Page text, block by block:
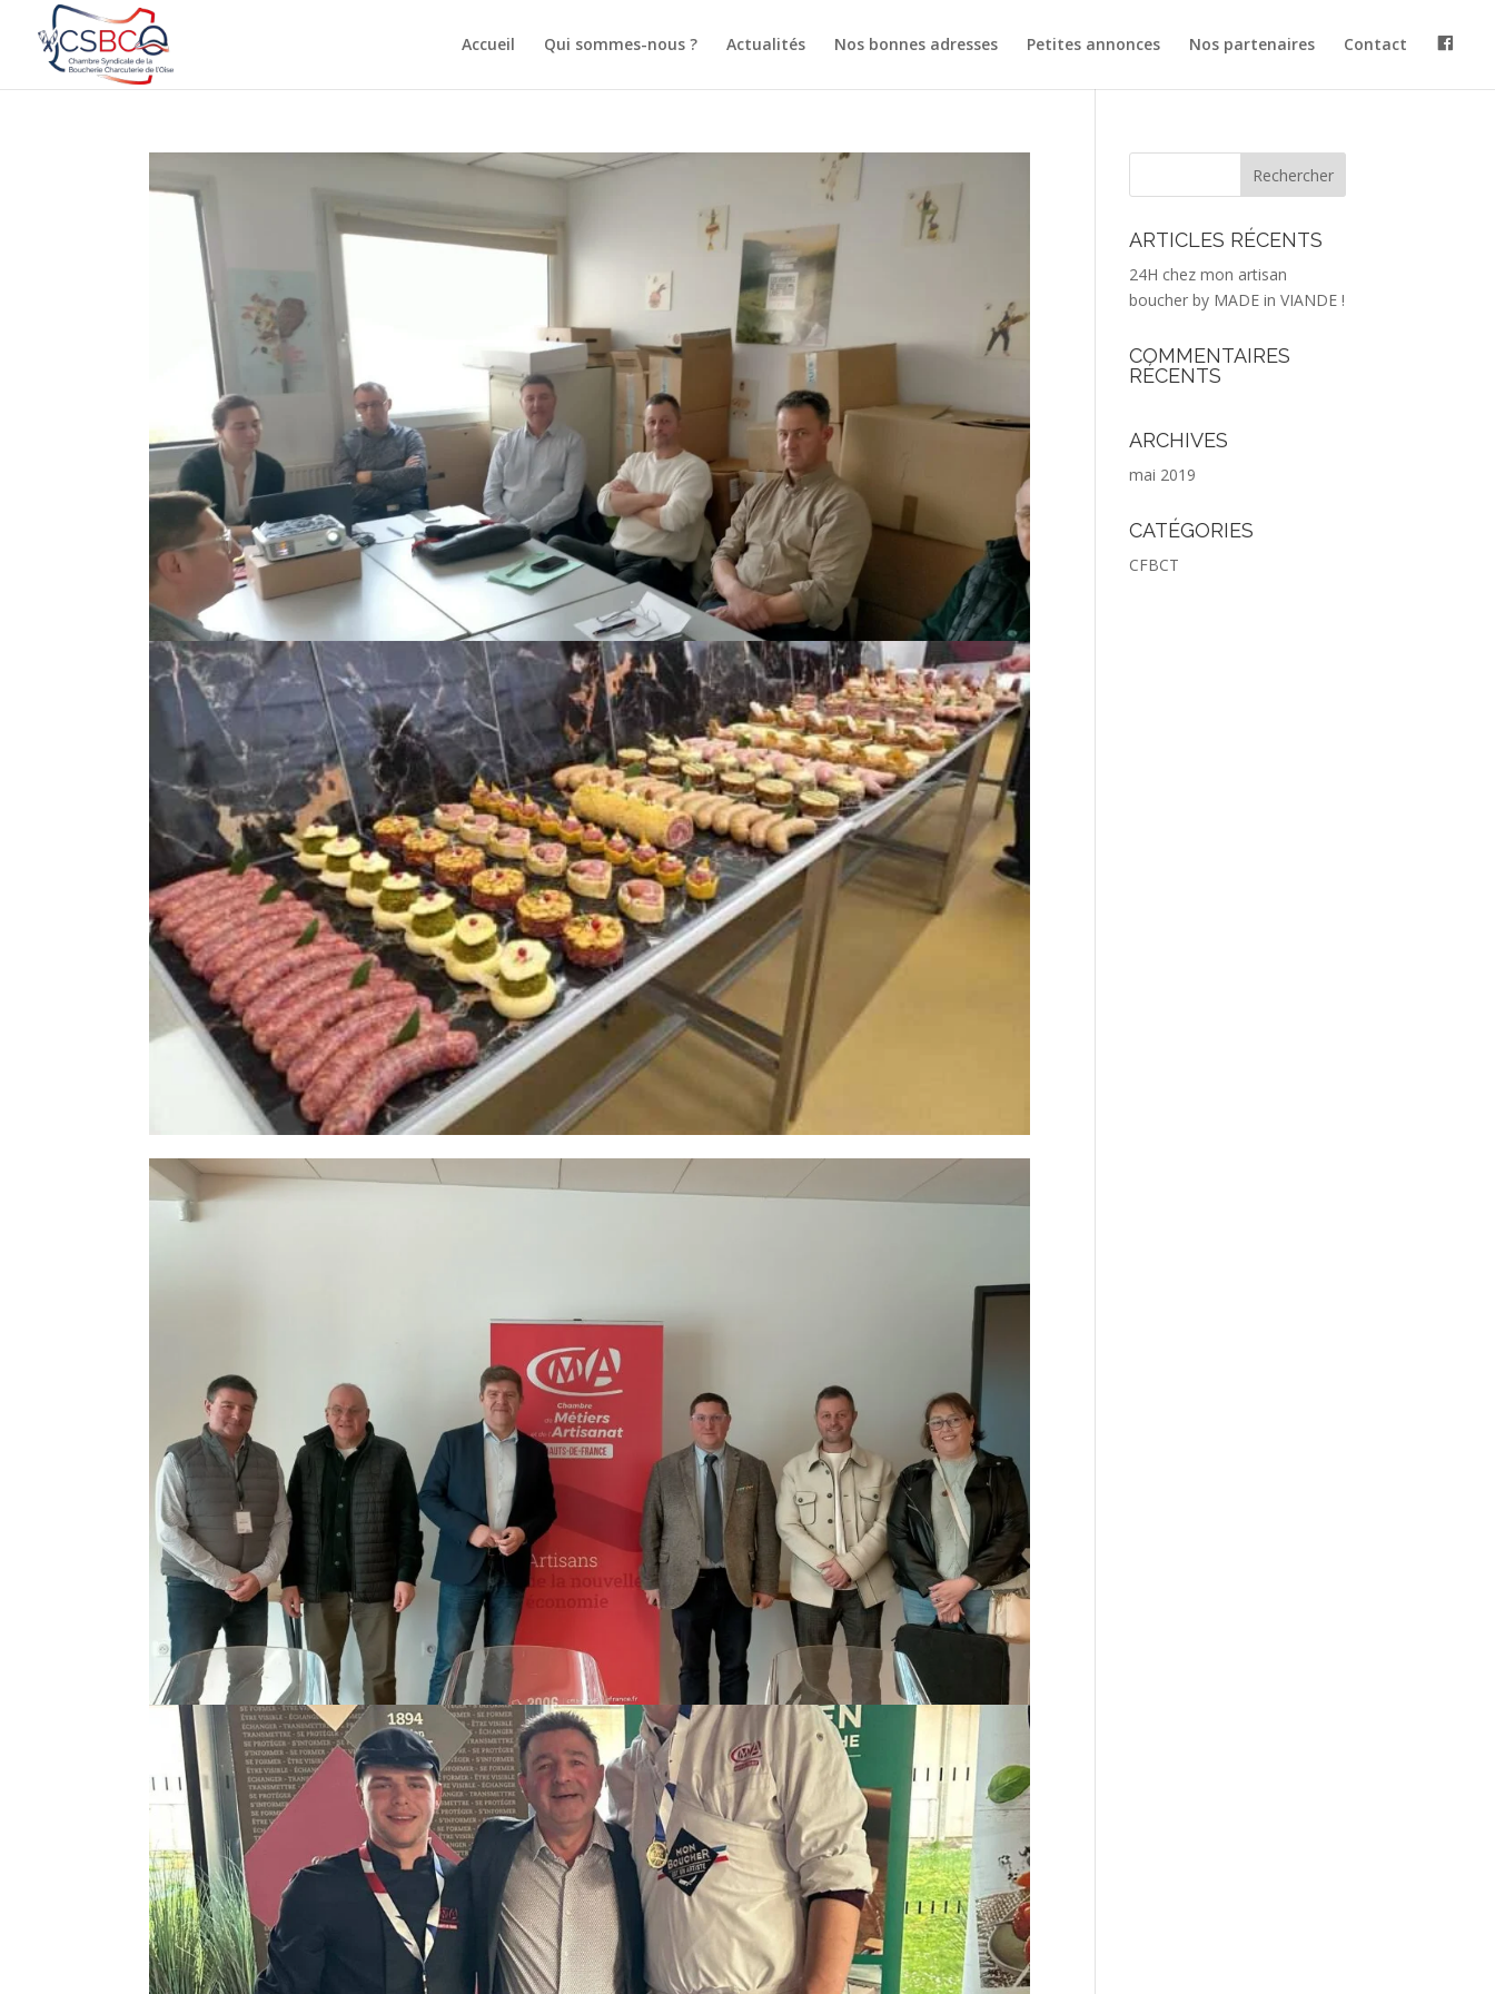
Accueil Qui sommes-nous ? Actualités Nos bonnes adresses Petites annonces Nos partenaires Contact
RÉUNION À INTERBEV LE LUNDI 23 MARS 2026
artisbouchoise Avr 1, 2026
Réunion à INTERBEV le Lundi 23 Mars 2026 Le Lundi 23 Mars 2026, dans les locaux de INTERBEV, nous avons posé une
pierre essentielle pour l’avenir des bouchers-charcutiers des Hauts-de-France. Au-delà des échanges, c’est une conviction
forte qui s’est exprimée : notre...
BEAUVAIS. DES CHAMPIONS INCULQUENT LEUR SAVOIR-FAIRE
AUX BOUCHERS LOCAUX
parartisbouchoise|Mar 31, 2026
Beauvais. Des champions inculquent leur savoir-faire aux bouchers locaux Article Oise Hebdo par Nicolas Aubouin Johan
Boudinel et Bastien Duchemin, parmi les meilleurs bouchers du monde, sont venus à Beauvais pour transmettre leur
savoir-faire dans un stage....
UNE ASSEMBLÉE GÉNÉRALE SOUS LE SIGNE DE L’UNITÉ ET DE
L’AMBITION POUR LA FÉDÉRATION DES BOUCHERS
CHARCUTIERS DES HAUTS-DE-FRANCE
parartisbouchoise | Mar 26, 2026
Une Assemblée Générale sous le signe de l’unité et de l’ambition pour la Fédération des Bouchers Charcutiers des Hauts-
de-France Le lundi 23 mars 2026, la Fédération des Bouchers Charcutiers des Hauts-de-France s’est réunie en assemblée
générale extraordinaire puis...
CONCOURS “UN DES MEILLEURS APPRENTIS BOUCHERS DE
ARTICLES RÉCENTS
24H chez mon artisan
boucher by MADE in VIANDE !
COMMENTAIRES
RÉCENTS
ARCHIVES
mai 2019
CATÉGORIES
CFBCT